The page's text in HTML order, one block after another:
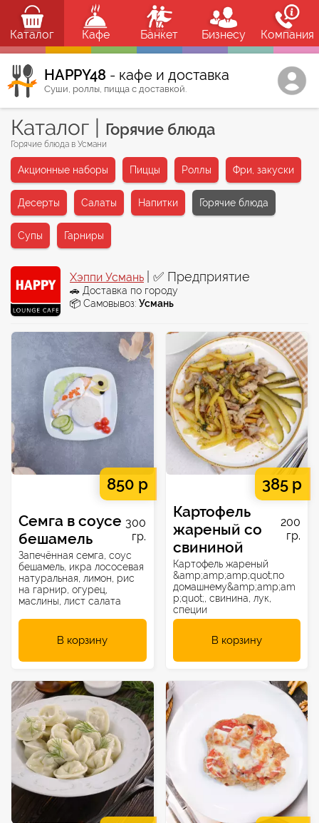
Каталог Кафе Банкет Бизнесу Компания
HAPPY48 - кафе и доставка
Суши, роллы, пицца с доставкой.
Каталог Горячие блюда
Горячие блюда в Усмани
Акционные наборы Пиццы Роллы Фри, закуски
Десерты Салаты Напитки Горячие блюда
Супы Гарниры
Хэппи Усмань | ✅ Предприятие
🚗 Доставка по городу
📦 Самовывоз: Усмань
850 р
Семга в соусе
бешамель
300
гр.
Запечённая семга, соус
бешамель, икра лососевая
натуральная, лимон, рис
на гарнир, огурец,
маслины, лист салата
В корзину
385 р
Картофель
жареный со
свининой
200
гр.
Картофель жареный
&amp;amp;amp;quot;по
домашнему&amp;amp;am
p;quot;, свинина, лук,
специи
В корзину